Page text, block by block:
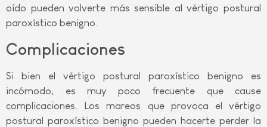
oído pueden volverte más sensible al vértigo postural
paroxístico benigno.
Complicaciones
Si bien el vértigo postural paroxístico benigno es
incómodo, es muy poco frecuente que cause
complicaciones. Los mareos que provoca el vértigo
postural paroxístico benigno pueden hacerte perder la